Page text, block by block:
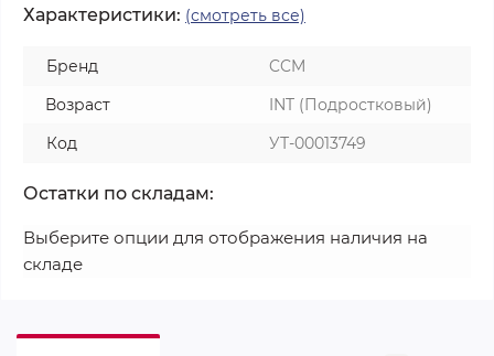
Характеристики: (смотреть все)
Бренд
CCM
Возраст
INT (Подростковый)
Код
УТ-00013749
Остатки по складам:
Выберите опции для отображения наличия на
складе